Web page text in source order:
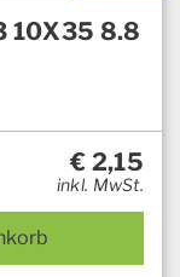
10X35 8.8
€ 2,15
inkl. MwSt.